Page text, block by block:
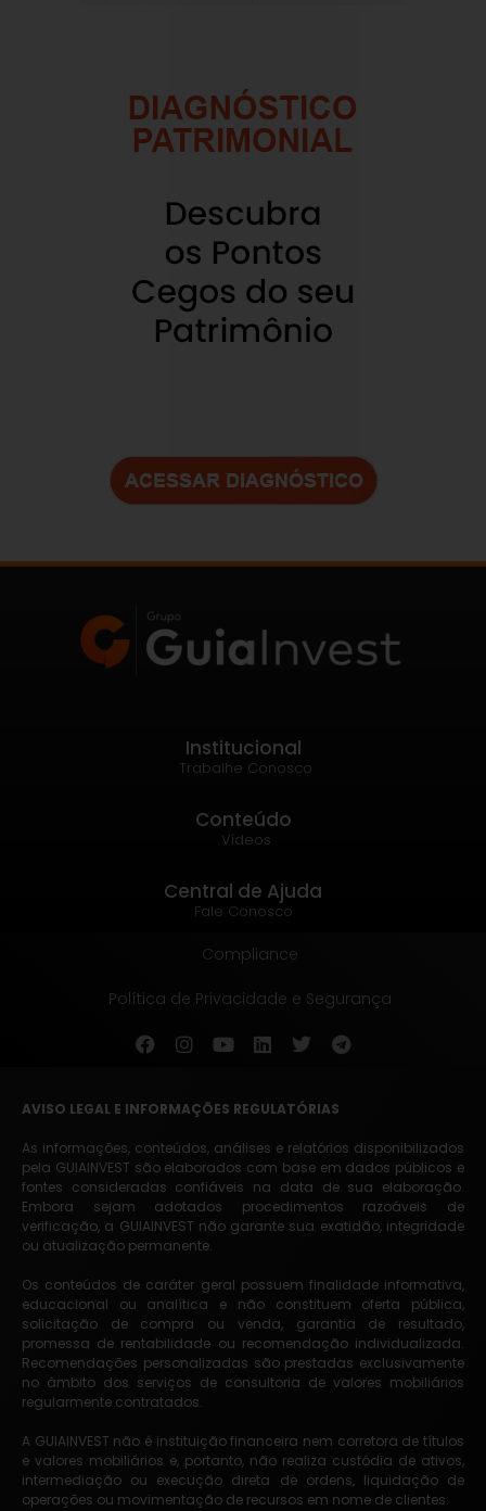
Institucional
Trabalhe Conosco
Conteúdo
Vídeos
Central de Ajuda
Fale Conosco
Compliance
Política de Privacidade e Segurança
AVISO LEGAL E INFORMAÇÕES REGULATÓRIAS
As informações, conteúdos, análises e relatórios disponibilizados
pela GUIAINVEST são elaborados com base em dados públicos e
fontes consideradas confiáveis na data de sua elaboração.
Embora sejam adotados procedimentos razoáveis de
verificação, a GUIAINVEST não garante sua exatidão, integridade
ou atualização permanente.
Os conteúdos de caráter geral possuem finalidade informativa,
educacional ou analítica e não constituem oferta pública,
solicitação de compra ou venda, garantia de resultado,
promessa de rentabilidade ou recomendação individualizada.
Recomendações personalizadas são prestadas exclusivamente
no âmbito dos serviços de consultoria de valores mobiliários
regularmente contratados.
A GUIAINVEST não é instituição financeira nem corretora de títulos
e valores mobiliários e, portanto, não realiza custódia de ativos,
intermediação ou execução direta de ordens, liquidação de
operações ou movimentação de recursos em nome de clientes.